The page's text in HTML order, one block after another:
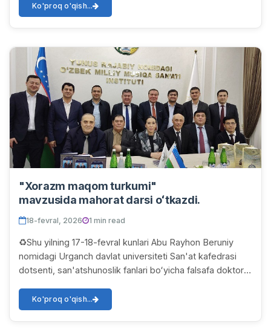
Ko'proq o'qish...
"Xorazm maqom turkumi"
mavzusida mahorat darsi oʻtkazdi.
18-fevral, 2026 1 min read
♻️Shu yilning 17-18-fevral kunlari Abu Rayhon Beruniy
nomidagi Urganch davlat universiteti San'at kafedrasi
dotsenti, san'atshunoslik fanlari boʻyicha falsafa doktori
Ko'proq o'qish...